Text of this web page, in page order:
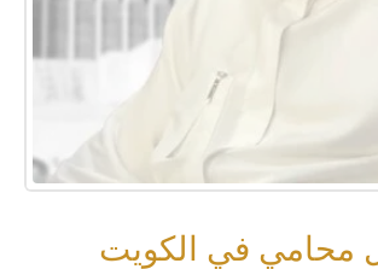
محامي في الكويت